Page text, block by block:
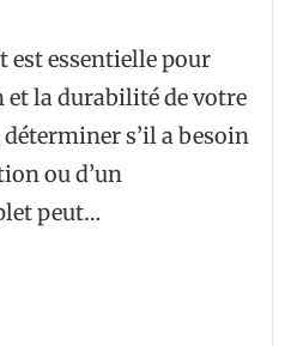
est essentielle pour
et la durabilité de votre
s’il a besoin
ou d’un
peut…